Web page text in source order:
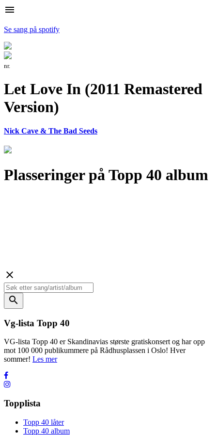
menu
Se sang på spotify
nr.
Let Love In (2011 Remastered
Version)
Nick Cave & The Bad Seeds
Plasseringer på Topp 40 album
close
search
Vg-lista Topp 40
VG-lista Topp 40 er Skandinavias største gratiskonsert og har opp
mot 100 000 publikummere på Rådhusplassen i Oslo! Hver
sommer! Les mer
Topplista
Topp 40 låter
Topp 40 album